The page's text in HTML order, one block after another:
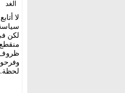
الغد
لا
لكن
ظروف
لحظة.